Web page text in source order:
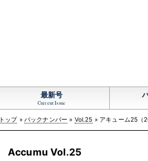
最新号
Current Issue
トップ» バックナンバー » Vol.25 » アキューム25（
Accumu Vol.25